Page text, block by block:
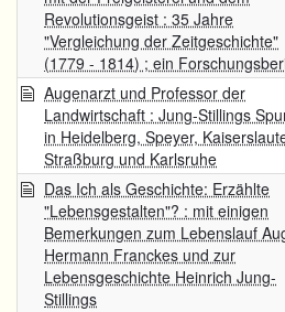
Revolutionsgeist : 35 Jahre
"Vergleichung der Zeitgeschichte"
(1779 - 1814) ; ein
Augenarzt und Professor der
Landwirtschaft : Jung-Stillings
in Heidelberg, Speyer,
Straßburg und Karlsruhe
Das Ich als Geschichte: Erzählte
"Lebensgestalten"? : mit einigen
Bemerkungen zum Lebenslauf
Hermann Franckes und zur
Lebensgeschichte Heinrich Jung-
Stillings